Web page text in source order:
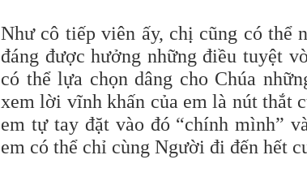
Như cô tiếp viên ấy, chị cũng có thể
đáng được hưởng những điều tuyệt
có thể lựa chọn dâng cho Chúa
xem lời vĩnh khấn của em là nút thắt
em tự tay đặt vào đó “chính mình”
em có thể chỉ cùng Người đi đến hết